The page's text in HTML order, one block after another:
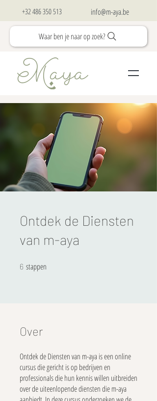
+32 486 350 513 info@m-aya.be
Waar ben je naar op zoek?
Ontdek de Diensten
van m-aya
6 stappen
Over
Ontdek de Diensten van m-aya is een online
cursus die gericht is op bedrijven en
professionals die hun kennis willen uitbreiden
over de uiteenlopende diensten die m-aya